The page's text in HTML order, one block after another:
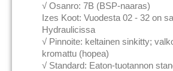
√ Osanro: 7B (BSP-naaras)
Izes Koot: Vuodesta 02 - 32 on
Hydraulicissa
√ Pinnoite: keltainen sinkitty;
kromattu (hopea)
√ Standard: Eaton-tuotannon